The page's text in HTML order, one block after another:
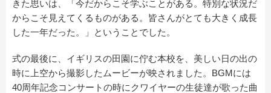
きた思いは、「今だからこそ学ぶことがある。特別な状況だ
からこそ見えてくるものがある。皆さんがとても大きく成長
した一年だった。」ということでした。
式の最後に、イギリスの田園に佇む本校を、美しい日の出の
時に上空から撮影したムービーが映されました。BGMには
40周年記念コンサートの時にクワイヤーの生徒達が歌った曲